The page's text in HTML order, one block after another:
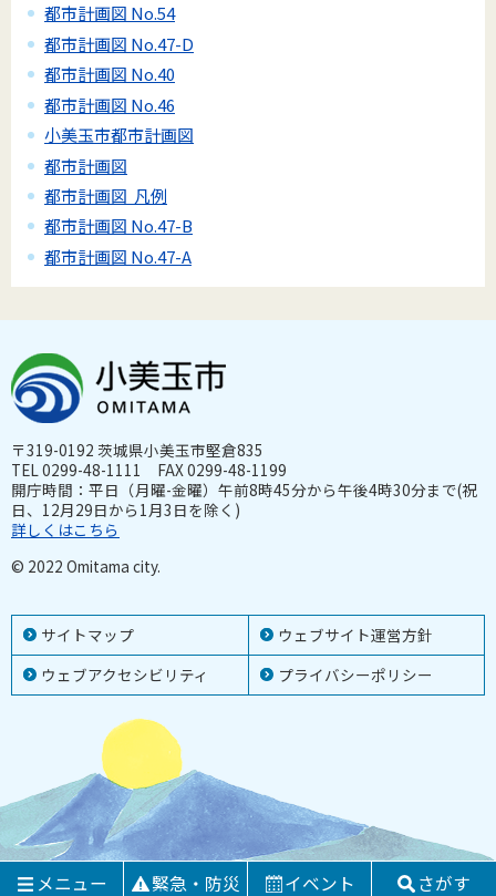
都市計画図 No.54
都市計画図 No.47-D
都市計画図 No.40
都市計画図 No.46
小美玉市都市計画図
都市計画図
都市計画図 凡例
都市計画図 No.47-B
都市計画図 No.47-A
サイトマップ
ウェブサイト運営方針
ウェブアクセシビリティ
プライバシーポリシー
〒319-0192 茨城県小美玉市堅倉835
TEL 0299-48-1111 FAX 0299-48-1199
開庁時間：平日（月曜-金曜）午前8時45分から午後4時30分まで(祝
日、12月29日から1月3日を除く)
詳しくはこちら
© 2022 Omitama city.
メニュー 緊急・防災 イベント さがす